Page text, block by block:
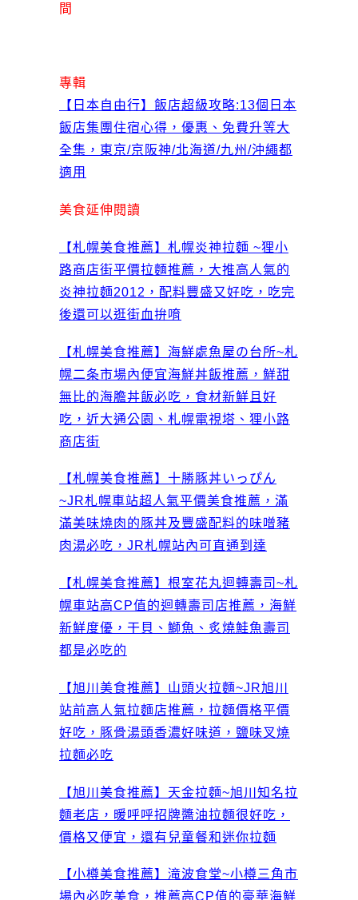
間
專輯
【日本自由行】飯店超級攻略:13個日本
飯店集團住宿心得，優惠、免費升等大
全集，東京/京阪神/北海道/九州/沖繩都
適用
美食延伸閱讀
【札幌美食推薦】札幌炎神拉麵 ~狸小
路商店街平價拉麵推薦，大推高人氣的
炎神拉麵2012，配料豐盛又好吃，吃完
後還可以逛街血拚唷
【札幌美食推薦】海鮮處魚屋の台所~札
幌二条市場內便宜海鮮丼飯推薦，鮮甜
無比的海膽丼飯必吃，食材新鮮且好
吃，近大通公園、札幌電視塔、狸小路
商店街
【札幌美食推薦】十勝豚丼いっぴん
~JR札幌車站超人氣平價美食推薦，滿
滿美味燒肉的豚丼及豐盛配料的味噌豬
肉湯必吃，JR札幌站內可直通到達
【札幌美食推薦】根室花丸迴轉壽司~札
幌車站高CP值的迴轉壽司店推薦，海鮮
新鮮度優，干貝、鰤魚、炙燒鮭魚壽司
都是必吃的
【旭川美食推薦】山頭火拉麵~JR旭川
站前高人氣拉麵店推薦，拉麵價格平價
好吃，豚骨湯頭香濃好味道，鹽味叉燒
拉麵必吃
【旭川美食推薦】天金拉麵~旭川知名拉
麵老店，暖呼呼招牌醬油拉麵很好吃，
價格又便宜，還有兒童餐和迷你拉麵
【小樽美食推薦】滝波食堂~小樽三角市
場內必吃美食，推薦高CP值的豪華海鮮